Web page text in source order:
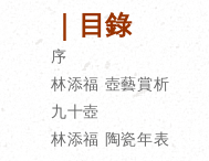
｜目錄
序
林添福 壺藝賞析
九十壺
林添福 陶瓷年表